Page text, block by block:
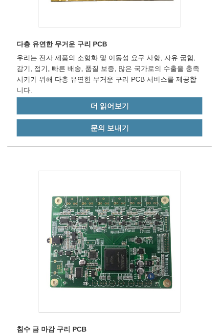
다층 유연한 무거운 구리 PCB
우리는 전자 제품의 소형화 및 이동성 요구 사항, 자유 굽힘,
감기, 접기, 빠른 배송, 품질 보증, 많은 국가로의 수출을 충족
시키기 위해 다층 유연한 무거운 구리 PCB 서비스를 제공합
니다.
더 읽어보기
문의 보내기
침수 금 마감 구리 PCB